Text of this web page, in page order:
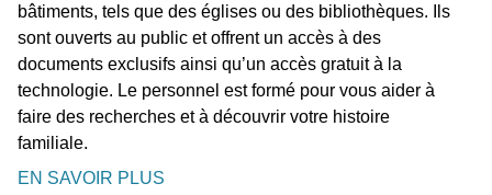
bâtiments, tels que des églises ou des bibliothèques. Ils
sont ouverts au public et offrent un accès à des
documents exclusifs ainsi qu’un accès gratuit à la
technologie. Le personnel est formé pour vous aider à
faire des recherches et à découvrir votre histoire
familiale.
EN SAVOIR PLUS